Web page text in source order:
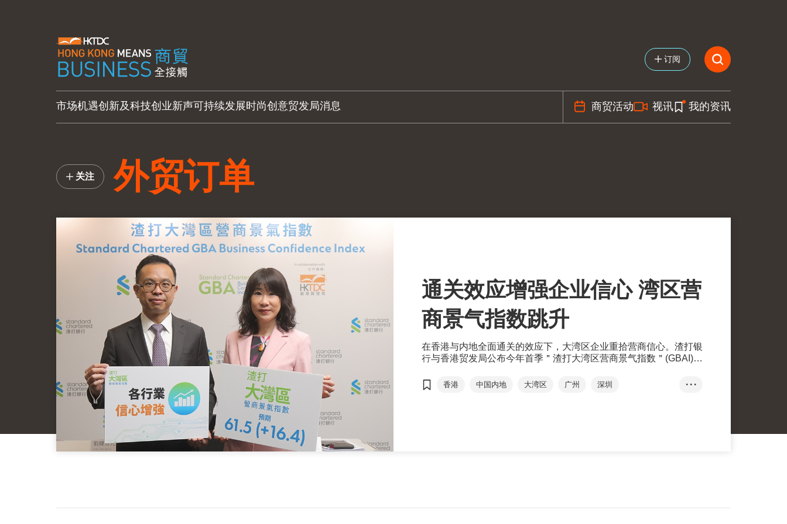
订阅
市场机遇创新及科技创业新声可持续发展时尚创意贸发局消息 商贸活动 视讯 我的资讯
外贸订单
关注
通关效应增强企业信心 湾区营
商景气指数跳升
在香港与内地全面通关的效应下，大湾区企业重拾营商信心。渣打银
行与香港贸发局公布今年首季＂渣打大湾区营商景气指数＂(GBAI)，
后，首次超过50。
香港 中国内地 大湾区 广州
深圳
• • •